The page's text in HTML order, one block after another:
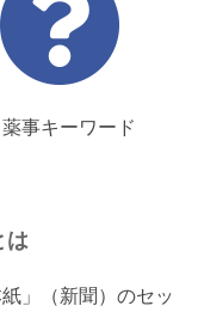
薬事キーワード
は
」（新聞）のセッ